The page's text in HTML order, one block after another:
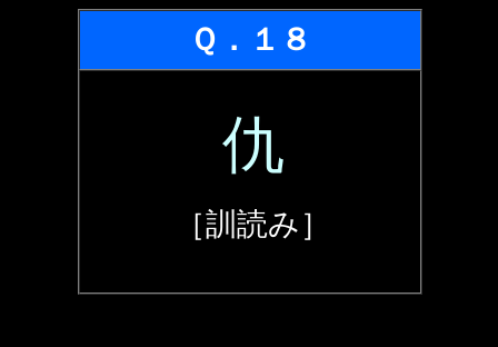
Ｑ．１８
仇
［訓読み］